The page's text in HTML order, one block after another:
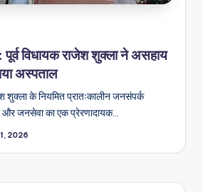
विधायक राजेश शुक्ला ने असहाय
अस्पताल
शुक्ला के नियमित प्रातःकालीन जनसंपर्क
और जनसेवा का एक प्रेरणादायक…
2026